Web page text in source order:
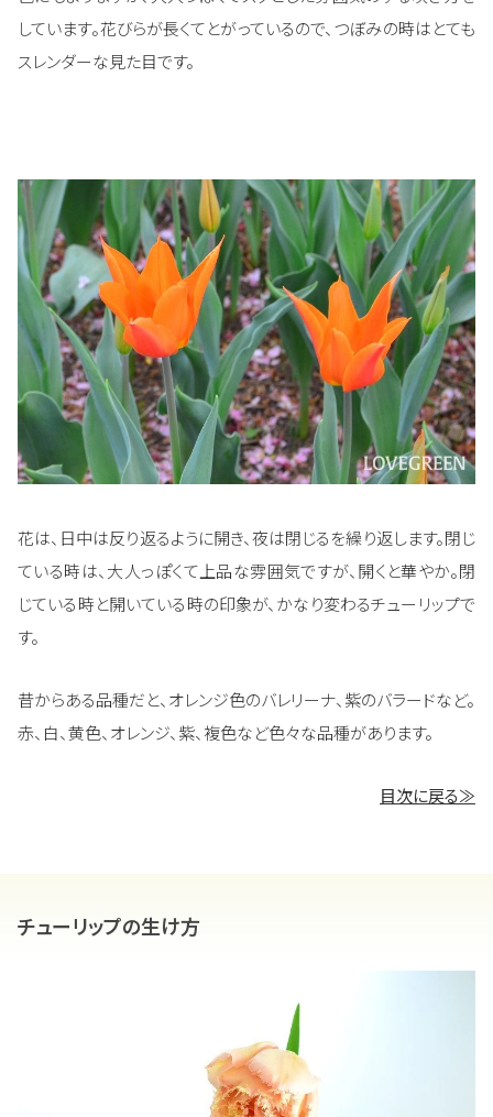
しています。花びらが長くてとがっているので、つぼみの時はとても
スレンダーな見た目です。
花は、日中は反り返るように開き、夜は閉じるを繰り返します。閉じ
ている時は、大人っぽくて上品な雰囲気ですが、開くと華やか。閉
じている時と開いている時の印象が、かなり変わるチューリップで
す。
昔からある品種だと、オレンジ色のバレリーナ、紫のバラードなど。
赤、白、黄色、オレンジ、紫、複色など色々な品種があります。
目次に戻る≫
チューリップの生け方